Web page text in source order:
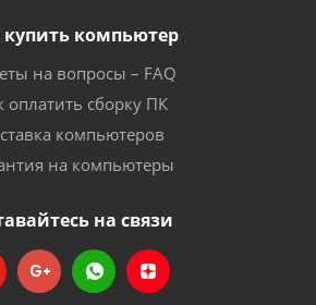
купить компьютер
на вопросы – FAQ
оплатить сборку ПК
компьютеров
на компьютеры
на связи